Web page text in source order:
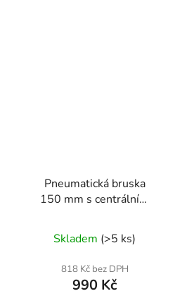
Pneumatická bruska
150 mm s centrálním
PREMIUM – Geko
Skladem (>5 ks)
818 Kč bez DPH
990 Kč